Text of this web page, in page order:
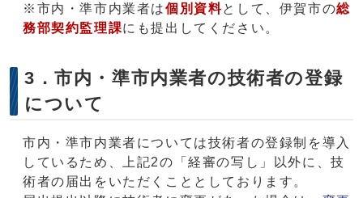
※市内・準市内業者は個別資料として、伊賀市の総
務部契約監理課にも提出してください。
3．市内・準市内業者の技術者の登録
について
市内・準市内業者については技術者の登録制を導入
しているため、上記2の「経審の写し」以外に、技
術者の届出をいただくこととしております。